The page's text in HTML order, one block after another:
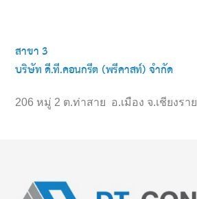
สาขา 3
บริษัท ดี.ที.คอนกรีต (พรีคาสท์) จำกัด
206 หมู่ 2 ต.ท่าสาย อ.เมือง จ.เชียงราย